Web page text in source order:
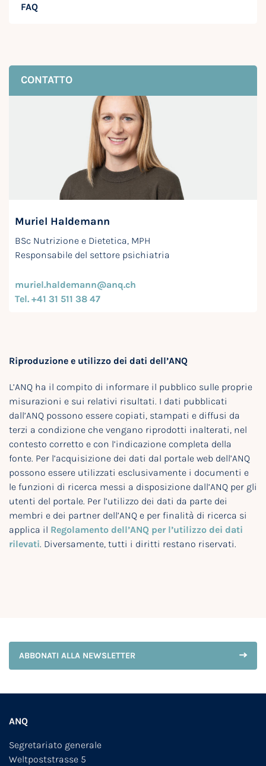
FAQ
CONTATTO
Muriel Haldemann
BSc Nutrizione e Dietetica, MPH
Responsabile del settore psichiatria
muriel.haldemann@anq.ch
Tel. +41 31 511 38 47
Riproduzione e utilizzo dei dati dell’ANQ
L’ANQ ha il compito di informare il pubblico sulle proprie
misurazioni e sui relativi risultati. I dati pubblicati
dall’ANQ possono essere copiati, stampati e diffusi da
terzi a condizione che vengano riprodotti inalterati, nel
contesto corretto e con l’indicazione completa della
fonte. Per l’acquisizione dei dati dal portale web dell’ANQ
possono essere utilizzati esclusivamente i documenti e
le funzioni di ricerca messi a disposizione dall’ANQ per gli
utenti del portale. Per l’utilizzo dei dati da parte dei
membri e dei partner dell’ANQ e per finalità di ricerca si
applica il Regolamento dell’ANQ per l’utilizzo dei dati
rilevati. Diversamente, tutti i diritti restano riservati.
ABBONATI ALLA NEWSLETTER
ANQ
Segretariato generale
Weltpoststrasse 5